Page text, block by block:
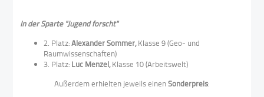
In der Sparte "Jugend forscht"
2. Platz:Alexander Sommer,Klasse 9 (Geo- und
Raumwissenschaften)
3. Platz: Luc Menzel,Klasse 10 (Arbeitswelt)
Außerdem erhielten jeweils einenSonderpreis: